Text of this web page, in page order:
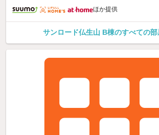
ほか提供
サンロード仏生山 B棟のすべての部